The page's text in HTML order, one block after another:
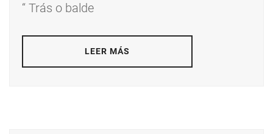
“ Trás o balde
LEER MÁS